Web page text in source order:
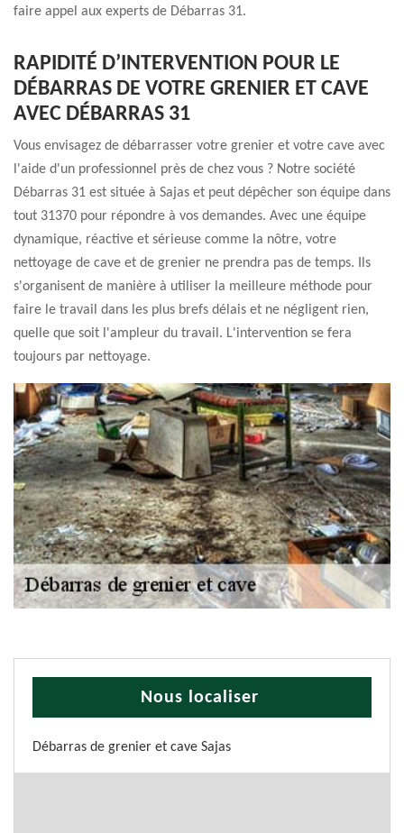
faire appel aux experts de Débarras 31.
RAPIDITÉ D’INTERVENTION POUR LE
DÉBARRAS DE VOTRE GRENIER ET CAVE
AVEC DÉBARRAS 31
Vous envisagez de débarrasser votre grenier et votre cave avec
l'aide d'un professionnel près de chez vous ? Notre société
Débarras 31 est située à Sajas et peut dépêcher son équipe dans
tout 31370 pour répondre à vos demandes. Avec une équipe
dynamique, réactive et sérieuse comme la nôtre, votre
nettoyage de cave et de grenier ne prendra pas de temps. Ils
s'organisent de manière à utiliser la meilleure méthode pour
faire le travail dans les plus brefs délais et ne négligent rien,
quelle que soit l'ampleur du travail. L'intervention se fera
toujours par nettoyage.
Nous localiser
Débarras de grenier et cave Sajas